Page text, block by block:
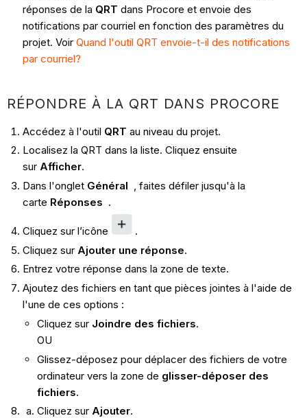
réponses de la QRT dans Procore et envoie des
notifications par courriel en fonction des paramètres du
projet. Voir Quand l'outil QRT envoie-t-il des notifications
par courriel?
RÉPONDRE À LA QRT DANS PROCORE
Accédez à l'outil QRT au niveau du projet.
Localisez la QRT dans la liste. Cliquez ensuite
sur Afficher.
Dans l'onglet Général , faites défiler jusqu'à la
carte Réponses .
Cliquez sur l’icône
.
Cliquez sur Ajouter une réponse.
Entrez votre réponse dans la zone de texte.
Ajoutez des fichiers en tant que pièces jointes à l'aide de
l'une de ces options :
Cliquez sur Joindre des fichiers.
OU
Glissez-déposez pour déplacer des fichiers de votre
ordinateur vers la zone de glisser-déposer des
fichiers.
Cliquez sur Ajouter.